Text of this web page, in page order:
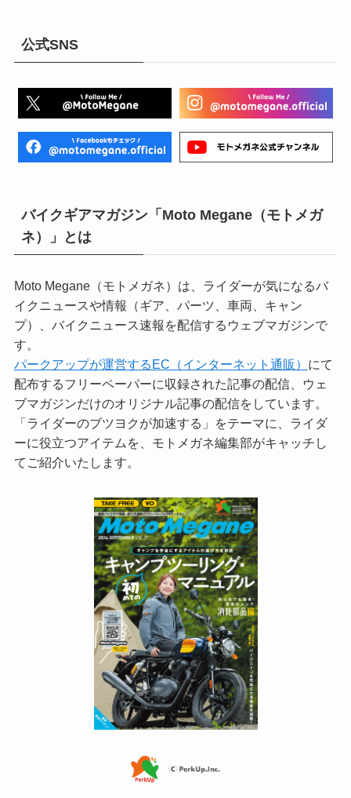
公式SNS
バイクギアマガジン「Moto Megane（モトメガ
ネ）」とは
Moto Megane（モトメガネ）は、ライダーが気になるバ
イクニュースや情報（ギア、パーツ、車両、キャン
プ）、バイクニュース速報を配信するウェブマガジンで
す。
パークアップが運営するEC（インターネット通販） にて
配布するフリーペーパーに収録された記事の配信、ウェ
ブマガジンだけのオリジナル記事の配信をしています。
「ライダーのブツヨクが加速する」をテーマに、ライダ
ーに役立つアイテムを、モトメガネ編集部がキャッチし
てご紹介いたします。